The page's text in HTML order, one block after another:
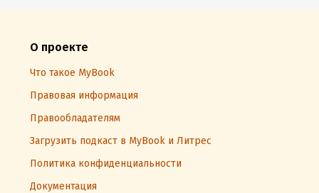
О проекте
Что такое MyBook
Правовая информация
Правообладателям
Загрузить подкаст в MyBook и Литрес
Политика конфиденциальности
Документация